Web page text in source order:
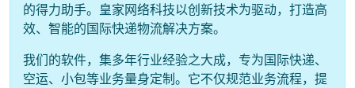
的得力助手。皇家网络科技以创新技术为驱动，打造高
效、智能的国际快递物流解决方案。
我们的软件，集多年行业经验之大成，专为国际快递、
空运、小包等业务量身定制。它不仅规范业务流程，提